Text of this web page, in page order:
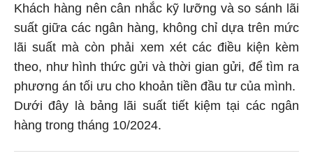
Khách hàng nên cân nhắc kỹ lưỡng và so sánh lãi
suất giữa các ngân hàng, không chỉ dựa trên mức
lãi suất mà còn phải xem xét các điều kiện kèm
theo, như hình thức gửi và thời gian gửi, để tìm ra
phương án tối ưu cho khoản tiền đầu tư của mình.
Dưới đây là bảng lãi suất tiết kiệm tại các ngân
hàng trong tháng 10/2024.